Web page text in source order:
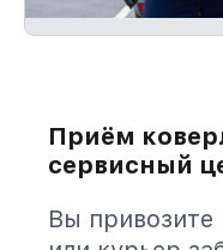
Приём
сервисный
Вы